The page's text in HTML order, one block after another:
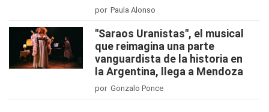
por Paula Alonso
"Saraos Uranistas", el musical
que reimagina una parte
vanguardista de la historia en
la Argentina, llega a Mendoza
por Gonzalo Ponce